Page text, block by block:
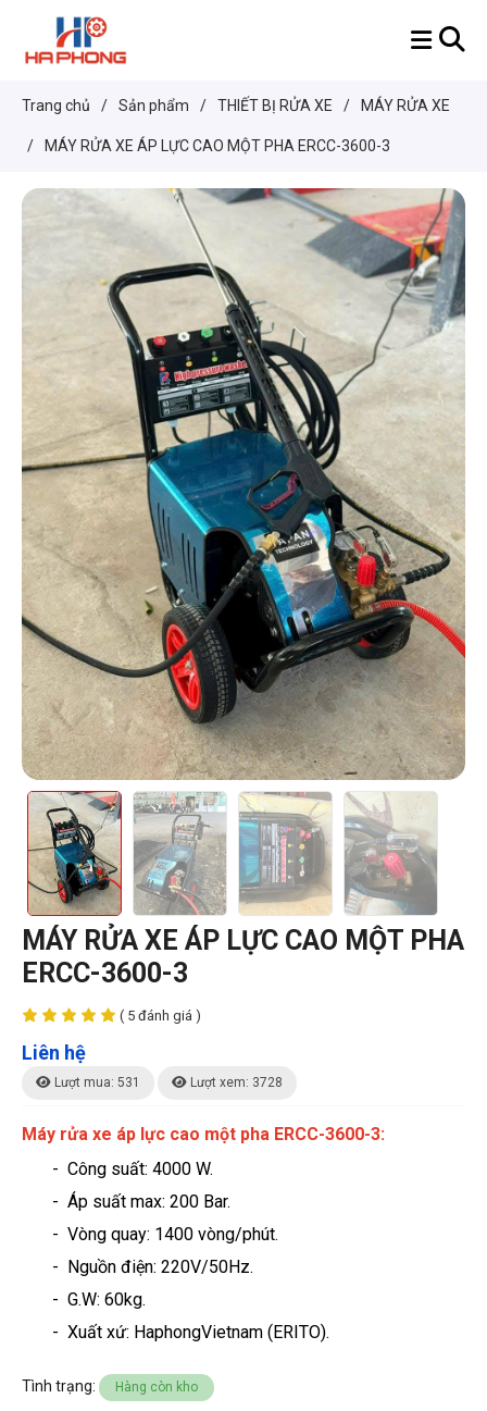
Trang chủ / Sản phẩm / THIẾT BỊ RỬA XE / MÁY RỬA XE
/ MÁY RỬA XE ÁP LỰC CAO MỘT PHA ERCC-3600-3
MÁY RỬA XE ÁP LỰC CAO MỘT PHA
ERCC-3600-3
( 5 đánh giá )
Liên hệ
Lượt mua: 531 Lượt xem: 3728
Máy rửa xe áp lực cao một pha ERCC-3600-3:
- Công suất: 4000 W.
- Áp suất max: 200 Bar.
- Vòng quay: 1400 vòng/phút.
- Nguồn điện: 220V/50Hz.
- G.W: 60kg.
- Xuất xứ: HaphongVietnam (ERITO).
Tình trạng: Hàng còn kho